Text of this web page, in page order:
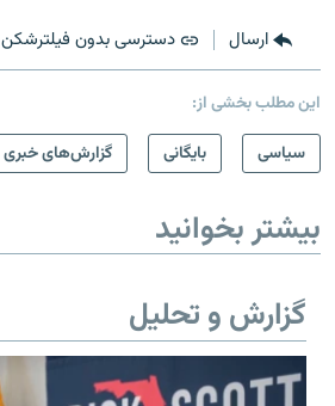
ارسال دسترسی بدون فیلترشکن
این مطلب بخشی از:
سیاسی
بایگانی گزارش‌های خبری
بیشتر بخوانید
گزارش و تحلیل